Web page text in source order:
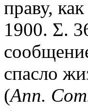
праву,
1900. Σ.
спасло
(Ann.